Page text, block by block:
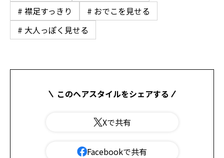
# 襟足すっきり
# おでこを見せる
# 大人っぽく見せる
このヘアスタイルをシェアする
Xで共有
Facebookで共有